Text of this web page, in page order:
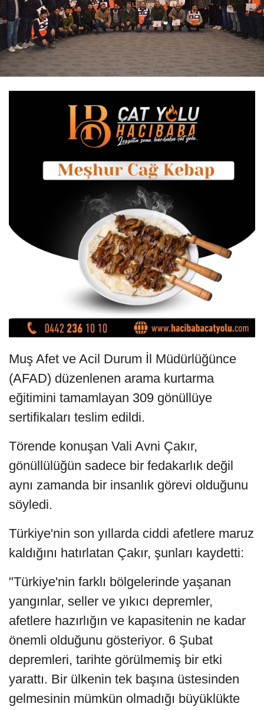
Muş Afet ve Acil Durum İl Müdürlüğünce
(AFAD) düzenlenen arama kurtarma
eğitimini tamamlayan 309 gönüllüye
sertifikaları teslim edildi.
Törende konuşan Vali Avni Çakır,
gönüllülüğün sadece bir fedakarlık değil
aynı zamanda bir insanlık görevi olduğunu
söyledi.
Türkiye'nin son yıllarda ciddi afetlere maruz
kaldığını hatırlatan Çakır, şunları kaydetti:
"Türkiye'nin farklı bölgelerinde yaşanan
yangınlar, seller ve yıkıcı depremler,
afetlere hazırlığın ve kapasitenin ne kadar
önemli olduğunu gösteriyor. 6 Şubat
depremleri, tarihte görülmemiş bir etki
yarattı. Bir ülkenin tek başına üstesinden
gelmesinin mümkün olmadığı büyüklükte